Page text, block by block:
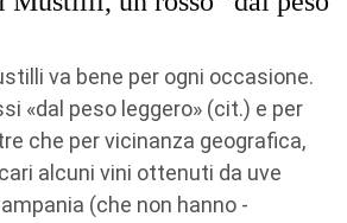
va bene per ogni occasione.
«dal peso leggero» (cit.) e per
che per vicinanza geografica,
alcuni vini ottenuti da uve
(che non hanno -